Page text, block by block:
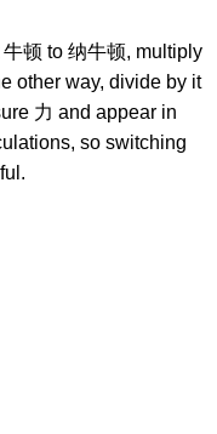
顿 to 纳牛顿, multiply
other way, divide by it
力 and appear in
so switching